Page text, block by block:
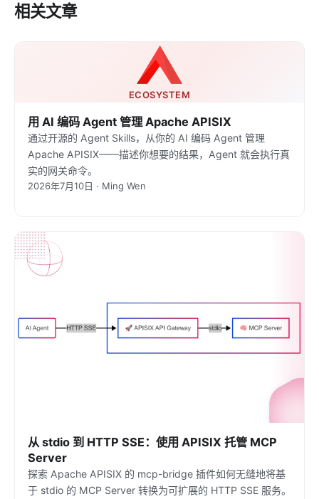
相关文章
ECOSYSTEM
用 AI 编码 Agent 管理 Apache APISIX
通过开源的 Agent Skills，从你的 AI 编码 Agent 管理
Apache APISIX——描述你想要的结果，Agent 就会执行真
实的网关命令。
2026年7月10日 · Ming Wen
从 stdio 到 HTTP SSE：使用 APISIX 托管 MCP
Server
探索 Apache APISIX 的 mcp-bridge 插件如何无缝地将基
于 stdio 的 MCP Server 转换为可扩展的 HTTP SSE 服务。